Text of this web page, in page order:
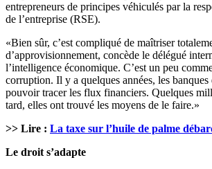
entrepreneurs de principes véhiculés par la
de l’entreprise (RSE).
«Bien sûr, c’est compliqué de maîtriser
d’approvisionnement, concède le délégué
l’intelligence économique. C’est un peu
corruption. Il y a quelques années, les banques
pouvoir tracer les flux financiers. Quelques
tard, elles ont trouvé les moyens de le faire.»
>> Lire : La taxe sur l’huile de palme
Le droit s’adapte